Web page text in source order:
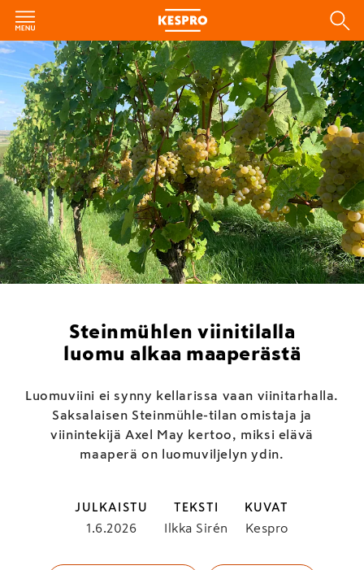
Steinmühlen viinitilalla
luomu alkaa maaperästä
Luomuviini ei synny kellarissa vaan viinitarhalla.
Saksalaisen Steinmühle-tilan omistaja ja
viinintekijä Axel May kertoo, miksi elävä
maaperä on luomuviljelyn ydin.
JULKAISTU
1.6.2026
TEKSTI
Ilkka Sirén
KUVAT
Kespro